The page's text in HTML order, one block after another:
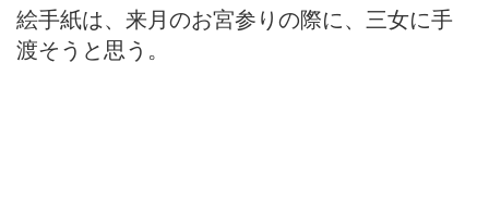
絵手紙は、来月のお宮参りの際に、三女に手
渡そうと思う。